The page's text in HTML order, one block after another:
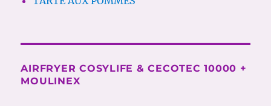
AIRFRYER COSYLIFE & CECOTEC 10000 +
MOULINEX